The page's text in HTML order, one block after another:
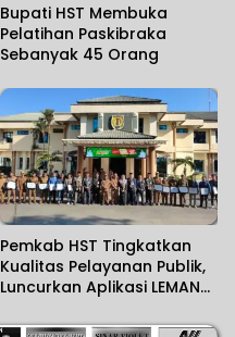
Bupati HST Membuka
Pelatihan Paskibraka
Sebanyak 45 Orang
Pemkab HST Tingkatkan
Kualitas Pelayanan Publik,
Luncurkan Aplikasi LEMANG